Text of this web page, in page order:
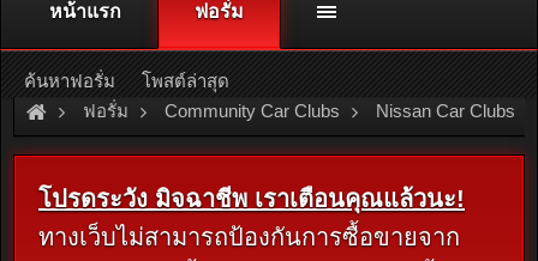
ติดต่อลงโฆษณา racingweb@gmail.comหรือโทร. 081-811-1138
หรืออ่านรายละเอียดเพิ่มเติม คลิกที่นี่
ฟอรั่ม Community Car Clubs Nissan Car Clubs
[For Sale]Nissan QUARTZ / แตรไฟฟ้า NISSAN / เก๊ะช่องวา
โปรดระวัง มิจฉาชีพ เราเตือนคุณแล้วนะ!
ทางเว็บไม่สามารถป้องกันการซื้อขายจาก
หน้าแรก ฟอรั่ม
ค้นหาฟอรั่ม โพสต์ล่าสุด